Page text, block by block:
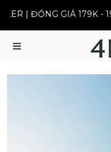
| ĐỒNG GIÁ 179K - 199K